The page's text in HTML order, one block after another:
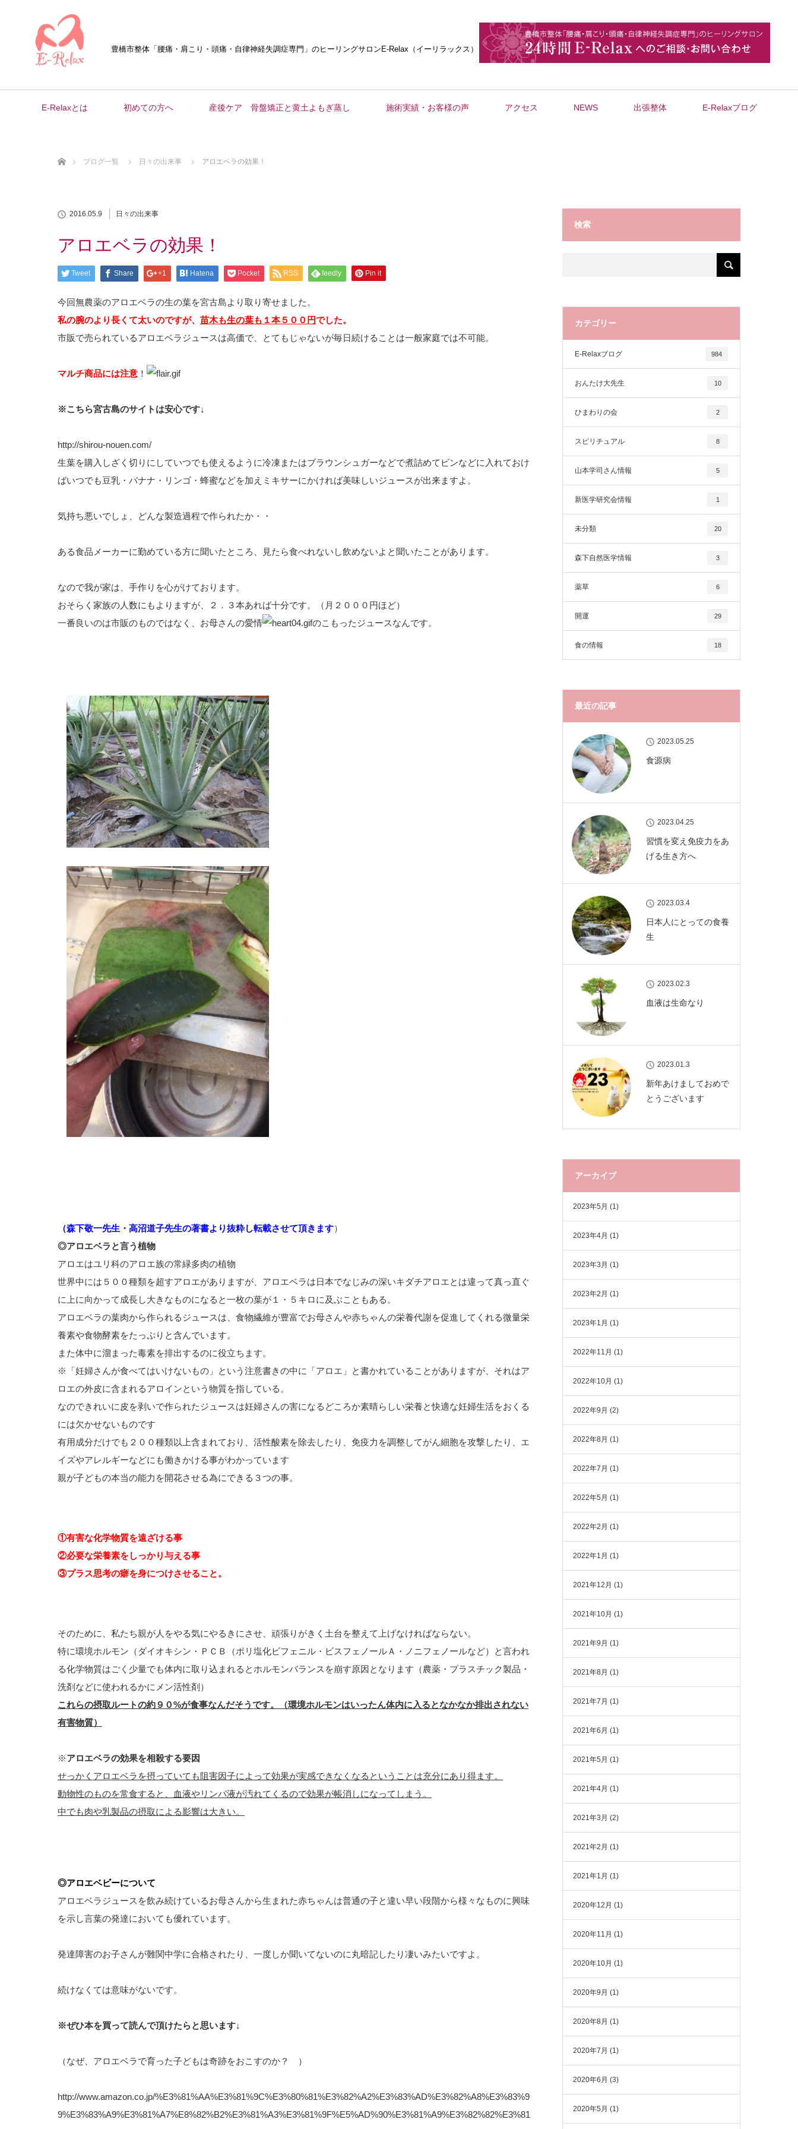
豊橋市整体 「腰痛・肩こり・頭痛・自律神経失調症専門」 のヒーリングサロンE-Relax（イーリラックス）
E-Relaxとは 初めての方へ 産後ケア 骨盤矯正と黄土よもぎ蒸し 施術実績・お客様の声 アクセス NEWS 出張整体 E-Relaxブログ
ブログ一覧
日々の出来事 アロエベラの効果！
2016.05.9 日々の出来事
アロエベラの効果！
Tweet Share +1 Hatena Pocket RSS feedly Pin it
今回無農薬のアロエベラの生の葉を宮古島より取り寄せました。
私の腕のより長くて太いのですが、 苗木も生の葉も１本５００円でした。
市販で売られているアロエベラジュースは高価で、とてもじゃないが毎日続けることは一般家庭では不可能。
マルチ商品には注意 ！
※こちら宮古島のサイトは安心です↓
http://shirou-nouen.com/
生葉を購入しざく切りにしていつでも使えるように冷凍またはブラウンシュガーなどで煮詰めてビンなどに入れておけ
ばいつでも豆乳・バナナ・リンゴ・蜂蜜などを加えミキサーにかければ美味しいジュースが出来ますよ。
気持ち悪いでしょ、どんな製造過程で作られたか・・
ある食品メーカーに勤めている方に聞いたところ、見たら食べれないし飲めないよと聞いたことがあります。
なので我が家は、手作りを心がけております。
おそらく家族の人数にもよりますが、２．３本あれば十分です。（月２０００円ほど）
一番良いのは市販のものではなく、お母さんの愛情
のこもったジュースなんです。
（森下敬一先生・高沼道子先生の著書より抜粋し転載させて頂きます）
◎アロエベラと言う植物
アロエはユリ科のアロエ族の常緑多肉の植物
世界中には５００種類を超すアロエがありますが、アロエベラは日本でなじみの深いキダチアロエとは違って真っ直ぐ
に上に向かって成長し大きなものになると一枚の葉が１・５キロに及ぶこともある。
アロエベラの葉肉から作られるジュースは、食物繊維が豊富でお母さんや赤ちゃんの栄養代謝を促進してくれる微量栄
養素や食物酵素をたっぷりと含んでいます。
また体中に溜まった毒素を排出するのに役立ちます。
※「妊婦さんが食べてはいけないもの」という注意書きの中に「アロエ」と書かれていることがありますが、それはア
ロエの外皮に含まれるアロインという物質を指している。
なのできれいに皮を剥いで作られたジュースは妊婦さんの害になるどころか素晴らしい栄養と快適な妊婦生活をおくる
には欠かせないものです
有用成分だけでも２００種類以上含まれており、活性酸素を除去したり、免疫力を調整してがん細胞を攻撃したり、エ
イズやアレルギーなどにも働きかける事がわかっています
親が子どもの本当の能力を開花させる為にできる３つの事。
①有害な化学物質を遠ざける事
②必要な栄養素をしっかり与える事
③プラス思考の癖を身につけさせること。
そのために、私たち親が人をやる気にやるきにさせ、頑張りがきく土台を整えて上げなければならない。
特に環境ホルモン（ダイオキシン・ＰＣＢ（ポリ塩化ビフェニル・ビスフェノールＡ・ノニフェノールなど）と言われ
る化学物質はごく少量でも体内に取り込まれるとホルモンバランスを崩す原因となります（農薬・プラスチック製品・
洗剤などに使われるかにメン活性剤）
これらの摂取ルートの約９０%が食事なんだそうです。（環境ホルモンはいったん体内に入るとなかなか排出されない
有害物質）
※アロエベラの効果を相殺する要因
せっかくアロエベラを摂っていても阻害因子によって効果が実感できなくなるということは充分にあり得ます。
動物性のものを常食すると、血液やリンパ液が汚れてくるので効果が帳消しになってしまう。
中でも肉や乳製品の摂取による影響は大きい。
◎アロエベビーについて
アロエベラジュースを飲み続けているお母さんから生まれた赤ちゃんは普通の子と違い早い段階から様々なものに興味
を示し言葉の発達においても優れています。
発達障害のお子さんが難関中学に合格されたり、一度しか聞いてないのに丸暗記したり凄いみたいですよ。
続けなくては意味がないです。
※ぜひ本を買って読んで頂けたらと思います↓
（なぜ、アロエベラで育った子どもは奇跡をおこすのか？ ）
http://www.amazon.co.jp/%E3%81%AA%E3%81%9C%E3%80%81%E3%82%A2%E3%83%AD%E3%82%A8%E3%83%9
9%E3%83%A9%E3%81%A7%E8%82%B2%E3%81%A3%E3%81%9F%E5%AD%90%E3%81%A9%E3%82%82%E3%81
検索
カテゴリー
E-Relaxブログ 984
おんたけ大先生 10
ひまわりの会 2
スピリチュアル 8
山本学司さん情報 5
新医学研究会情報 1
未分類 20
森下自然医学情報 3
薬草 6
開運 29
食の情報 18
最近の記事
2023.05.25
食源病
2023.04.25
習慣を変え免疫力をあ
げる生き方へ
2023.03.4
日本人にとっての食養
生
2023.02.3
血液は生命なり
2023.01.3
新年あけましておめで
とうございます
アーカイブ
2023年5月 (1)
2023年4月 (1)
2023年3月 (1)
2023年2月 (1)
2023年1月 (1)
2022年11月 (1)
2022年10月 (1)
2022年9月 (2)
2022年8月 (1)
2022年7月 (1)
2022年5月 (1)
2022年2月 (1)
2022年1月 (1)
2021年12月 (1)
2021年10月 (1)
2021年9月 (1)
2021年8月 (1)
2021年7月 (1)
2021年6月 (1)
2021年5月 (1)
2021年4月 (1)
2021年3月 (2)
2021年2月 (1)
2021年1月 (1)
2020年12月 (1)
2020年11月 (1)
2020年10月 (1)
2020年9月 (1)
2020年8月 (1)
2020年7月 (1)
2020年6月 (3)
2020年5月 (1)